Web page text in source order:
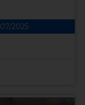
07/2025